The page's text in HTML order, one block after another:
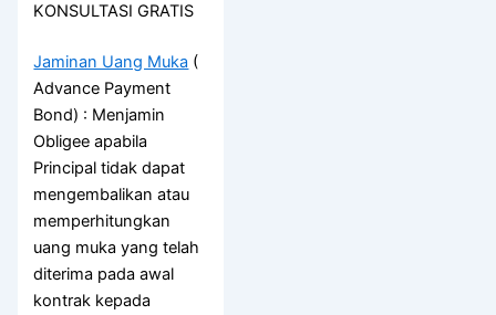
KONSULTASI GRATIS
Jaminan Uang Muka (
Advance Payment
Bond) : Menjamin
Obligee apabila
Principal tidak dapat
mengembalikan atau
memperhitungkan
uang muka yang telah
diterima pada awal
kontrak kepada